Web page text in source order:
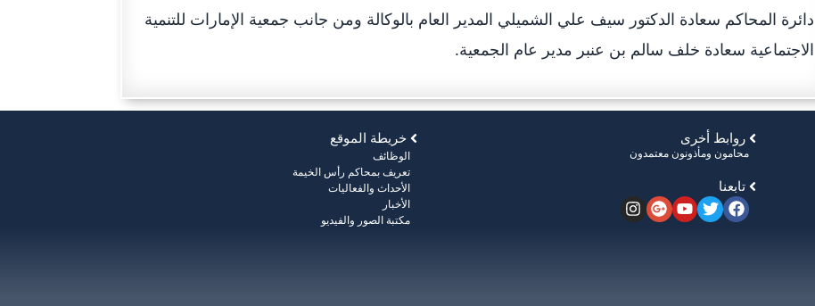
دائرة المحاكم سعادة الدكتور سيف علي الشميلي المدير العام بالوكالة ومن جانب جمعية الإمارات للتنمية
الاجتماعية سعادة خلف سالم بن عنبر مدير عام الجمعية.
خريطة الموقع
الوظائف
تعريف بمحاكم رأس الخيمة
الأحداث والفعاليات
الأخبار
مكتبة الصور والفيديو
روابط أخرى
محامون ومأذونون معتمدون
تابعنا